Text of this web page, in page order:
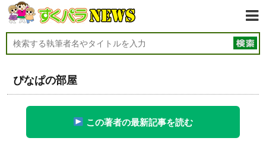
ぴなぱの部屋
この著者の最新記事を読む